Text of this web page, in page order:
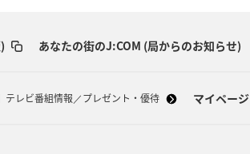
あなたの街のJ:COM (局からのお知らせ)
テレビ番組情報／プレゼント・優待 マイページ